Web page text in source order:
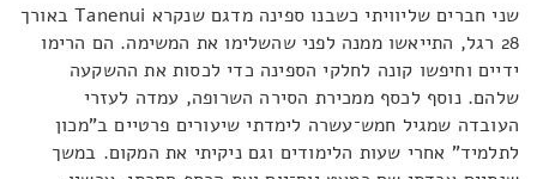
שני חברים שליוויתי כשבנו ספינה מדגם שנקרא Tanenui באורך
28 רגל, התייאשו ממנה לפני שהשלימו את המשימה. הם הרימו
ידיים וחיפשו קונה לחלקי הספינה כדי לכסות את ההשקעה
שלהם. נוסף לכסף ממכירת הסירה השרופה, עמדה לעזרי
העובדה שמגיל חמש־עשרה לימדתי שיעורים פרטיים ב"מכון
לתלמיד" אחרי שעות הלימודים וגם ניקיתי את המקום. במשך